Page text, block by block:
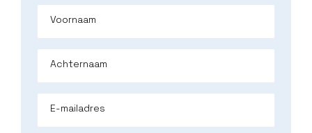
Voornaam
Achternaam
E-mailadres